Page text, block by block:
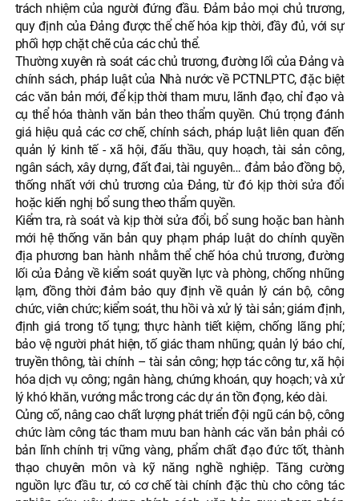
trách nhiệm của người đứng đầu. Đảm bảo mọi chủ trương,
quy định của Đảng được thể chế hóa kịp thời, đầy đủ, với sự
phối hợp chặt chẽ của các chủ thể.
Thường xuyên rà soát các chủ trương, đường lối của Đảng và
chính sách, pháp luật của Nhà nước về PCTNLPTC, đặc biệt
các văn bản mới, để kịp thời tham mưu, lãnh đạo, chỉ đạo và
cụ thể hóa thành văn bản theo thẩm quyền. Chú trọng đánh
giá hiệu quả các cơ chế, chính sách, pháp luật liên quan đến
quản lý kinh tế - xã hội, đấu thầu, quy hoạch, tài sản công,
ngân sách, xây dựng, đất đai, tài nguyên… đảm bảo đồng bộ,
thống nhất với chủ trương của Đảng, từ đó kịp thời sửa đổi
hoặc kiến nghị bổ sung theo thẩm quyền.
Kiểm tra, rà soát và kịp thời sửa đổi, bổ sung hoặc ban hành
mới hệ thống văn bản quy phạm pháp luật do chính quyền
địa phương ban hành nhằm thể chế hóa chủ trương, đường
lối của Đảng về kiểm soát quyền lực và phòng, chống nhũng
lạm, đồng thời đảm bảo quy định về quản lý cán bộ, công
chức, viên chức; kiểm soát, thu hồi và xử lý tài sản; giám định,
định giá trong tố tụng; thực hành tiết kiệm, chống lãng phí;
bảo vệ người phát hiện, tố giác tham nhũng; quản lý báo chí,
truyền thông, tài chính – tài sản công; hợp tác công tư, xã hội
hóa dịch vụ công; ngân hàng, chứng khoán, quy hoạch; và xử
lý khó khăn, vướng mắc trong các dự án tồn đọng, kéo dài.
Củng cố, nâng cao chất lượng phát triển đội ngũ cán bộ, công
chức làm công tác tham mưu ban hành các văn bản phải có
bản lĩnh chính trị vững vàng, phẩm chất đạo đức tốt, thành
thạo chuyên môn và kỹ năng nghề nghiệp. Tăng cường
nguồn lực đầu tư, có cơ chế tài chính đặc thù cho công tác